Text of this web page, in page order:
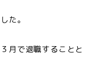
た。
月で退職することと